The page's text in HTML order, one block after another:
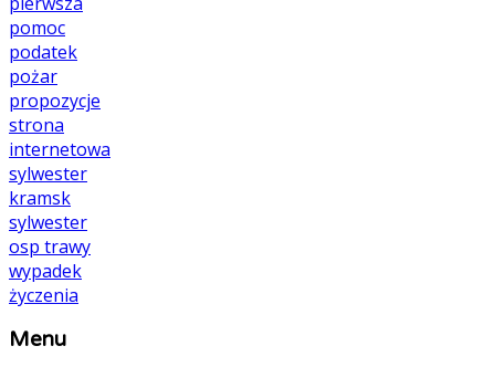
pomoc
podatek
pożar
propozycje
strona
internetowa
sylwester
kramsk
sylwester
osp trawy
wypadek
życzenia
Menu